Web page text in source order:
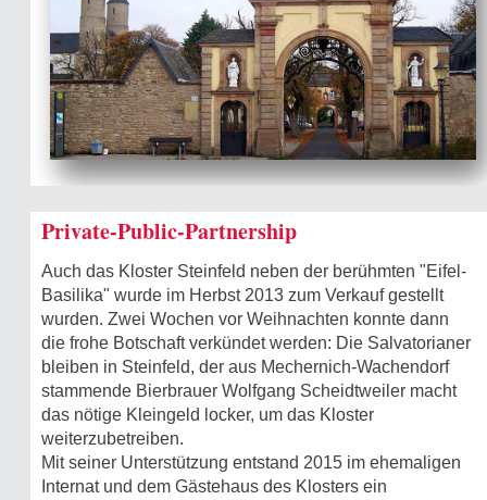
Private-Public-Partnership
Auch das Kloster Steinfeld neben der berühmten "Eifel-
Basilika" wurde im Herbst 2013 zum Verkauf gestellt
wurden. Zwei Wochen vor Weihnachten konnte dann
die frohe Botschaft verkündet werden: Die Salvatorianer
bleiben in Steinfeld, der aus Mechernich-Wachendorf
stammende Bierbrauer Wolfgang Scheidtweiler macht
das nötige Kleingeld locker, um das Kloster
weiterzubetreiben.
Mit seiner Unterstützung entstand 2015 im ehemaligen
Internat und dem Gästehaus des Klosters ein